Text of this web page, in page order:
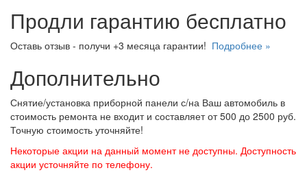
Продли гарантию бесплатно
Оставь отзыв - получи +3 месяца гарантии! Подробнее »
Дополнительно
Снятие/установка приборной панели с/на Ваш автомобиль в
стоимость ремонта не входит и составляет от 500 до 2500 руб.
Точную стоимость уточняйте!
Некоторые акции на данный момент не доступны. Доступность
акции усточняйте по телефону.